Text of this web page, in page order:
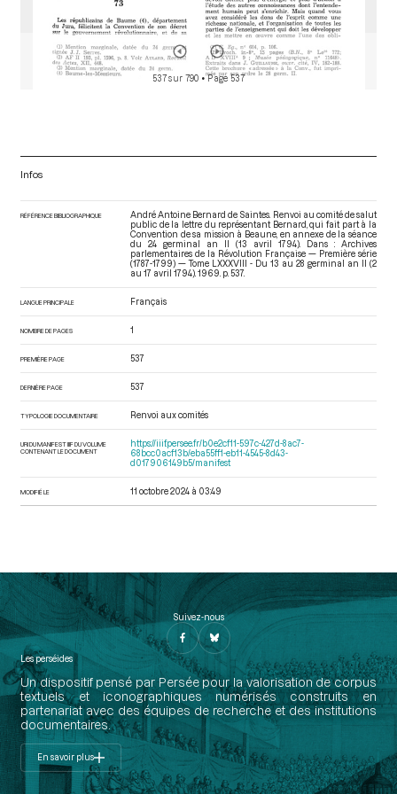
537 sur 790 • Page 537
Infos
RÉFÉRENCE BIBLIOGRAPHIQUE
André Antoine Bernard de Saintes. Renvoi au comité de salut
public de la lettre du représentant Bernard, qui fait part à la
Convention de sa mission à Beaune, en annexe de la séance
du 24 germinal an II (13 avril 1794). Dans : Archives
parlementaires de la Révolution Française — Première série
(1787-1799) — Tome LXXXVIII - Du 13 au 28 germinal an II (2
au 17 avril 1794) . 1969. p. 537.
LANGUE PRINCIPALE Français
NOMBRE DE PAGES 1
PREMIÈRE PAGE 537
DERNIÈRE PAGE 537
TYPOLOGIE DOCUMENTAIRE Renvoi aux comités
URI DU MANIFEST IIIF DU VOLUME
CONTENANT LE DOCUMENT
https://iiif.persee.fr/b0e2cf11-597c-427d-8ac7-
68bcc0acf13b/eba55ff1-eb11-4545-8d43-
d017906149b5/manifest
MODIFIÉ LE 11 octobre 2024 à 03:49
Suivez-nous
Les perséides
Un dispositif pensé par Persée pour la valorisation de corpus
textuels et iconographiques numérisés construits en
partenariat avec des équipes de recherche et des institutions
documentaires.
En savoir plus